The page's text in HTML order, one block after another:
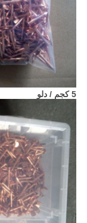
5 كجم / دلو